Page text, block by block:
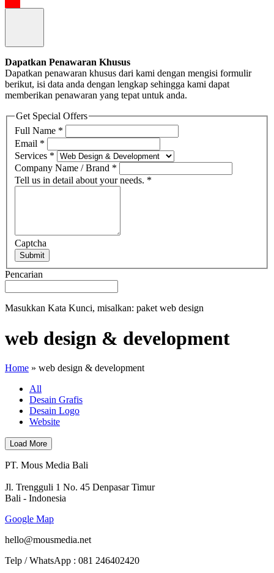
Dapatkan Penawaran Khusus
Dapatkan penawaran khusus dari kami dengan mengisi formulir
berikut, isi data anda dengan lengkap sehingga kami dapat
memberikan penawaran yang tepat untuk anda.
Get Special Offers
Full Name *
Email *
Services *
Company Name / Brand *
Tell us in detail about your needs. *
Captcha
Submit
Pencarian
Masukkan Kata Kunci, misalkan: paket web design
web design & development
Home » web design & development
All
Desain Grafis
Desain Logo
Website
Load More
PT. Mous Media Bali
Jl. Trengguli 1 No. 45 Denpasar Timur
Bali - Indonesia
Google Map
hello@mousmedia.net
Telp / WhatsApp : 081 246402420